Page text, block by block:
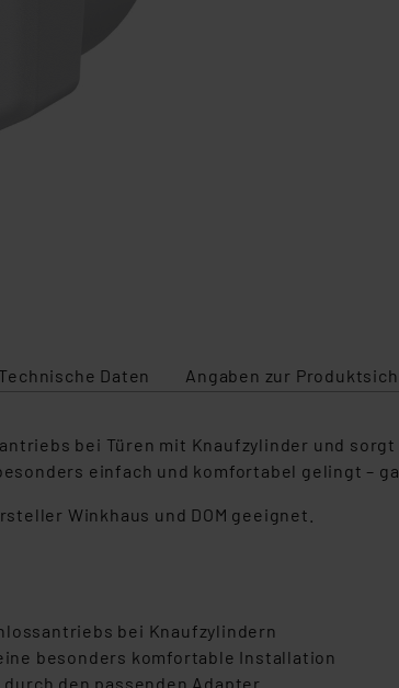
Technische Daten Angaben zur
bei Türen mit Knaufzylinder und
einfach und komfortabel gelingt –
Winkhaus und DOM geeignet.
bei Knaufzylindern
besonders komfortable Installation
den passenden Adapter